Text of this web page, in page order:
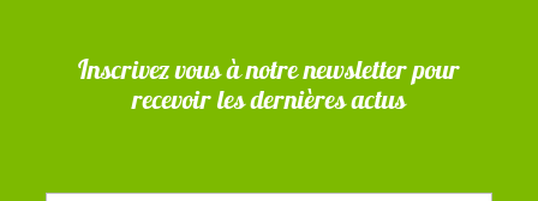
Inscrivez vous à notre newsletter pour
recevoir les dernières actus